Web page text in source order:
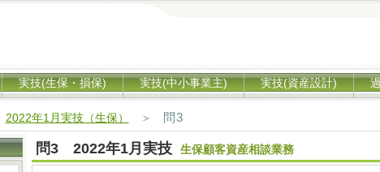
実技(生保・損保) 実技(中小事業主) 実技(資産設計)
2022年1月実技（生保） ＞ 問3
問3 2022年1月実技 生保顧客資産相談業務